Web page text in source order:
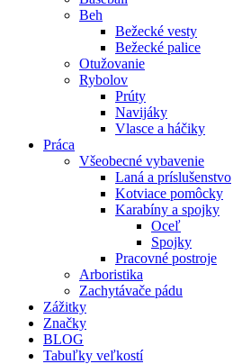
Beh
Bežecké vesty
Bežecké palice
Otužovanie
Rybolov
Prúty
Navijáky
Vlasce a háčiky
Práca
Všeobecné vybavenie
Laná a príslušenstvo
Kotviace pomôcky
Karabíny a spojky
Oceľ
Spojky
Pracovné postroje
Arboristika
Zachytávače pádu
Zážitky
Značky
BLOG
Tabuľky veľkostí